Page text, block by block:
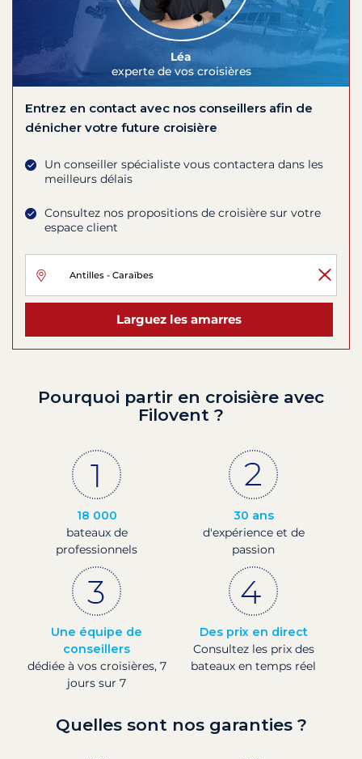
Léa
experte de vos croisières
Entrez en contact avec nos conseillers afin de
dénicher votre future croisière
Un conseiller spécialiste vous contactera dans les
meilleurs délais
Consultez nos propositions de croisière sur votre
espace client
Larguez les amarres
Pourquoi partir en croisière avec
Filovent ?
18 000
bateaux de
professionnels
30 ans
d'expérience et de
passion
Une équipe de
conseillers
dédiée à vos croisières, 7
jours sur 7
Des prix en direct
Consultez les prix des
bateaux en temps réel
Quelles sont nos garanties ?